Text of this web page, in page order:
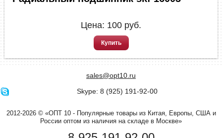
Цена: 100 руб.
Купить
sales@opt10.ru
Skype: 8 (925) 191-92-00
2012-2026 © «ОПТ 10 - Популярные товары из Китая, Европы, США и
России оптом из наличия на складе в Москве»